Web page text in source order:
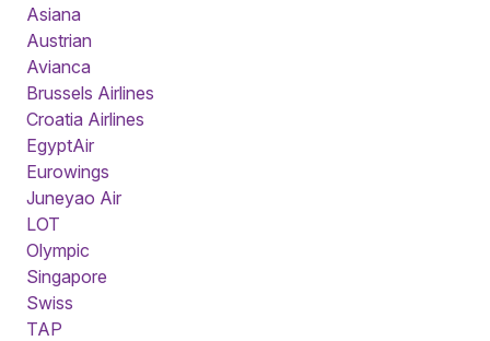
Asiana
Austrian
Avianca
Brussels Airlines
Croatia Airlines
EgyptAir
Eurowings
Juneyao Air
LOT
Olympic
Singapore
Swiss
TAP